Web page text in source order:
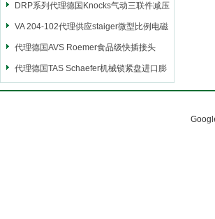
仪
DRP系列代理德国Knocks气动三联件减压
阀
VA 204-102代理供应staiger微型比例电磁
阀
代理德国AVS Roemer食品级快插接头
代理德国TAS Schaefer机械锁紧盘进口膨
胀套